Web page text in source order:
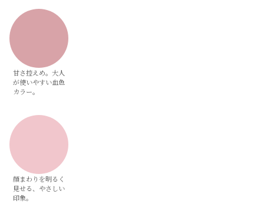
甘さ控えめ。大人
が使いやすい血色
カラー。
顔まわりを明るく
見せる、やさしい
印象。